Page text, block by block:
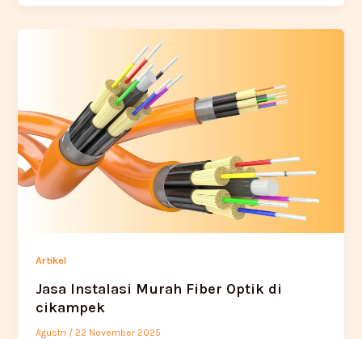
Artikel
Jasa Instalasi Murah Fiber Optik di
cikampek
Agustri / 22 November 2025